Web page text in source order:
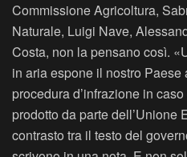
Commissione Agricoltura,
Naturale, Luigi Nave,
Costa, non la pensano così.
in aria espone il nostro
procedura d’infrazione in
prodotto da parte dell’Unione
contrasto tra il testo del